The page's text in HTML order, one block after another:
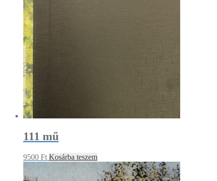
111 mű
9500 Ft Kosárba teszem